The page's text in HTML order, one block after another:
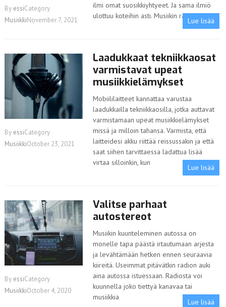
By essiCategory
MusiikkiNovember 7, 2021
ilmi omat suosikkiyhtyeet. Ja sama ilmiö
ulottuu koteihin asti. Musiikin rakastajan
Lue lisää
By essiCategory
MusiikkiOctober 23, 2021
Laadukkaat tekniikkaosat
varmistavat upeat
musiikkielämykset
Mobiililaitteet kannattaa varustaa
laadukkailla tekniikkaosilla, jotka auttavat
varmistamaan upeat musiikkielämykset
missä ja milloin tahansa. Varmista, että
laitteidesi akku riittää reissussakin ja että
saat siihen tarvittaessa ladattua lisää
virtaa silloinkin, kun
Lue lisää
By essiCategory
MusiikkiOctober 4, 2020
Valitse parhaat
autostereot
Musiikin kuunteleminen autossa on
monelle tapa päästä irtautumaan arjesta
ja levähtämään hetken ennen seuraavia
kiireitä. Useimmat pitävätkin radion auki
aina autossa istuessaan. Radiosta voi
kuunnella joko tiettyä kanavaa tai
musiikkia
Lue lisää